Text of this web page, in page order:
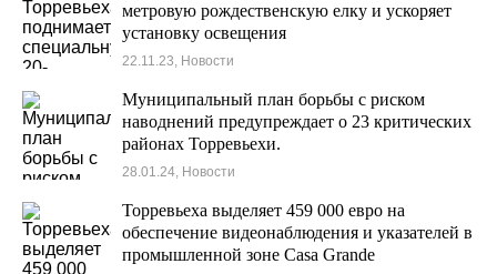
метровую рождественскую елку и ускоряет
установку освещения
22.11.23, Новости
Муниципальный план борьбы с риском
наводнений предупреждает о 23 критических
районах Торревьехи.
28.01.24, Новости
Торревьеха выделяет 459 000 евро на
обеспечение видеонаблюдения и указателей в
промышленной зоне Casa Grande